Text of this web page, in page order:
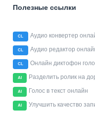
Полезные ссылки
CL Аудио конвертер
CL Аудио редактор
CL Онлайн диктофон
AI Разделить ролик на
AI Голос в текст онлайн
AI Улучшить качество